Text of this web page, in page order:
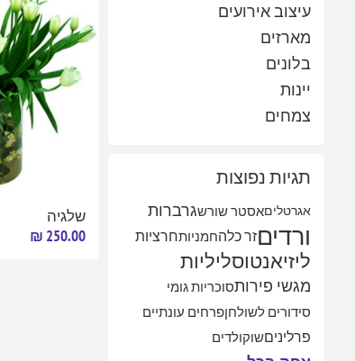
עיצוב אירועים
מארזים
בלונים
יינות
צמחים
תגיות נפוצות
אגרטליםאסטר שורשגרברות
ורדיםזר כלהחמניותחרציות
ליזיאנטוסליליות
מגשי פירותסוכריות גומי
סידורים לשולחןפרחים עונתיים
פרליניםשוקולדים
שלגיה
250.00 ₪